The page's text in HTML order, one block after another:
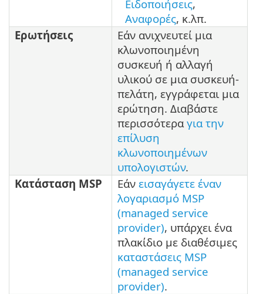
Ειδοποιήσεις,
Αναφορές, κ.λπ.
Ερωτήσεις
Εάν ανιχνευτεί μια
κλωνοποιημένη
συσκευή ή αλλαγή
υλικού σε μια συσκευή-
πελάτη, εγγράφεται μια
ερώτηση. Διαβάστε
περισσότερα για την
επίλυση
κλωνοποιημένων
υπολογιστών.
Κατάσταση MSP
Εάν εισαγάγετε έναν
λογαριασμό MSP
(managed service
provider), υπάρχει ένα
πλακίδιο με διαθέσιμες
καταστάσεις MSP
(managed service
provider).